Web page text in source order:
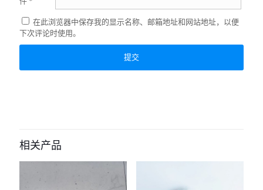
在此浏览器中保存我的显示名称、邮箱地址和网站地址，以便
下次评论时使用。
相关产品